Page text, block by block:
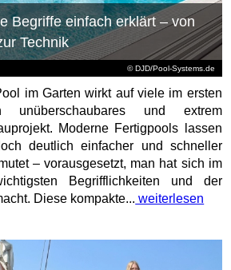
© DJD/Pool-Systems.de
Begriffe einfach erklärt – von
Technik
im Garten wirkt auf viele im ersten
und extrem
Moderne Fertigpools lassen
deutlich einfacher und schneller
– vorausgesetzt, man hat sich im
Begrifflichkeiten und der
Diese kompakte... weiterlesen